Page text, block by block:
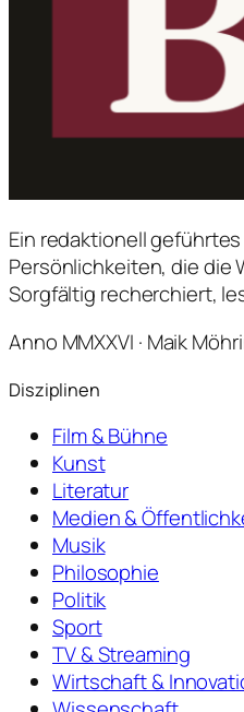
Ein redaktionell
Persönlichkeiten, die die
Sorgfältig recherchiert,
Anno MMXXVI · Maik
Disziplinen
Film & Bühne
Kunst
Literatur
Medien &
Musik
Philosophie
Politik
Sport
TV & Streaming
Wirtschaft &